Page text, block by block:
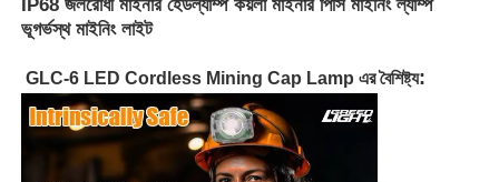
IP68 জলরোধী মাইনার হেডল্যাম্প কয়লা মাইনার পিসি মাইনিং ল্যাম্প
ভূগর্ভস্থ মাইনিং লাইট
GLC-6 LED Cordless Mining Cap Lamp এর বৈশিষ্ট্য: